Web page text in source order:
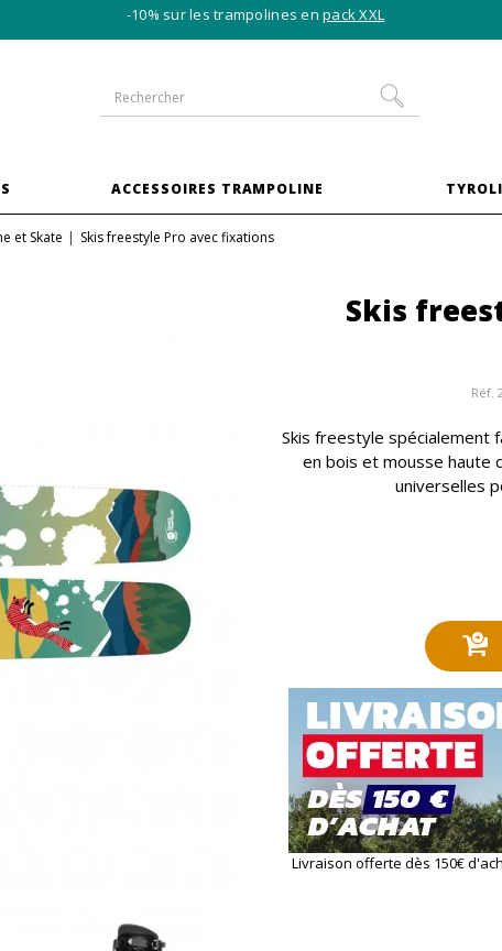
-10% sur les trampolines enpack XXL
ACCESSOIRES TRAMPOLINE
et Skate Skis freestyle Pro avec fixations
Skis
Réf.
Skis freestyle spécialement
en bois et mousse haute
universelles
Livraison offerte dès 150€